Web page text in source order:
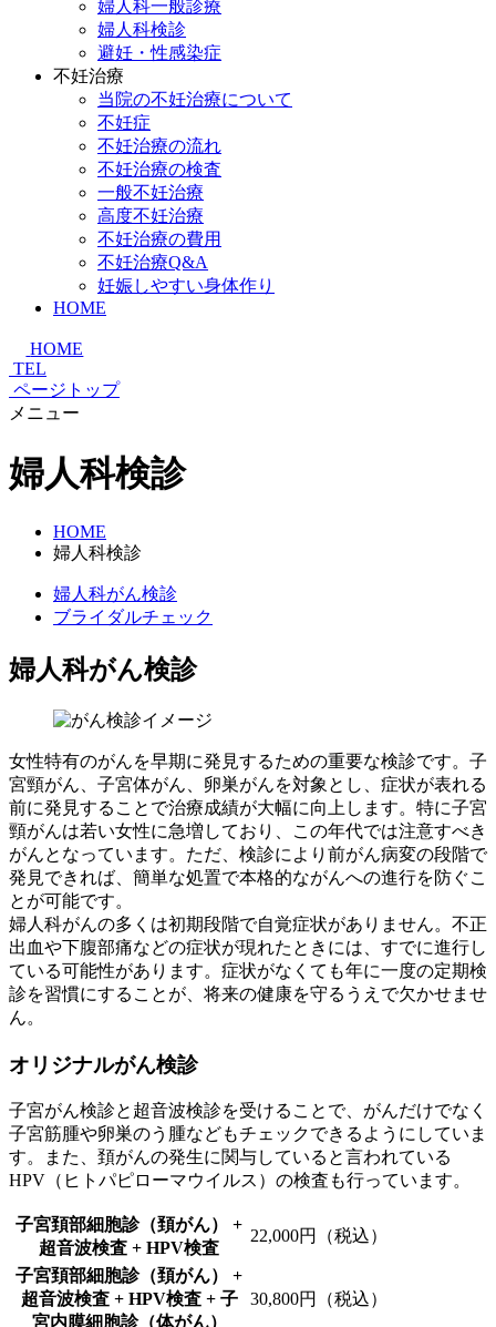
婦人科一般診療
婦人科検診
避妊・性感染症
不妊治療
当院の不妊治療について
不妊症
不妊治療の流れ
不妊治療の検査
一般不妊治療
高度不妊治療
不妊治療の費用
不妊治療Q&A
妊娠しやすい身体作り
HOME
HOME
TEL
ページトップ
メニュー
婦人科検診
HOME
婦人科検診
婦人科がん検診
ブライダルチェック
婦人科がん検診
女性特有のがんを早期に発見するための重要な検診です。子
宮頸がん、子宮体がん、卵巣がんを対象とし、症状が表れる
前に発見することで治療成績が大幅に向上します。特に子宮
頸がんは若い女性に急増しており、この年代では注意すべき
がんとなっています。ただ、検診により前がん病変の段階で
発見できれば、簡単な処置で本格的ながんへの進行を防ぐこ
とが可能です。
婦人科がんの多くは初期段階で自覚症状がありません。不正
出血や下腹部痛などの症状が現れたときには、すでに進行し
ている可能性があります。症状がなくても年に一度の定期検
診を習慣にすることが、将来の健康を守るうえで欠かせませ
ん。
オリジナルがん検診
子宮がん検診と超音波検診を受けることで、がんだけでなく
子宮筋腫や卵巣のう腫などもチェックできるようにしていま
す。また、頚がんの発生に関与していると言われている
HPV（ヒトパピローマウイルス）の検査も行っています。
子宮頚部細胞診（頚がん） +
超音波検査 + HPV検査
22,000円（税込）
子宮頚部細胞診（頚がん） +
超音波検査 + HPV検査 + 子
宮内膜細胞診（体がん）
30,800円（税込）